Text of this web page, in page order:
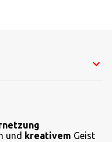
und kreativem Geist